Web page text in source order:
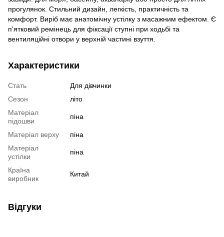
прогулянок. Стильний дизайн, легкість, практичність та
комфорт. Виріб має анатомічну устілку з масажним ефектом. Є
п'ятковий ремінець для фіксації ступні при ходьбі та
вентиляційні отвори у верхній частині взуття.
Характеристики
Стать
Для дівчинки
Сезон
літо
Матеріал
підошви
піна
Матеріал верху
піна
Матеріал
устілки
піна
Країна
виробник
Китай
Відгуки